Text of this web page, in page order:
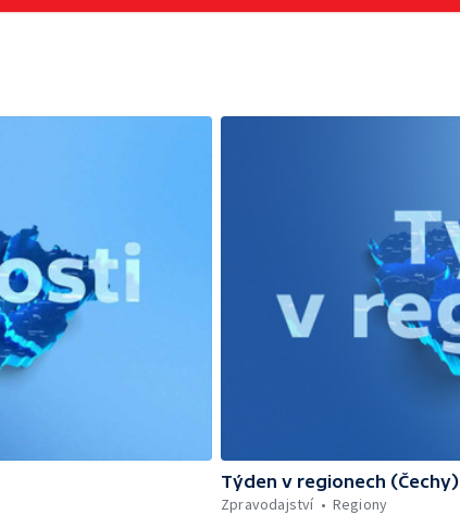
Týden v regionech (Čechy)
Zpravodajství
Regiony